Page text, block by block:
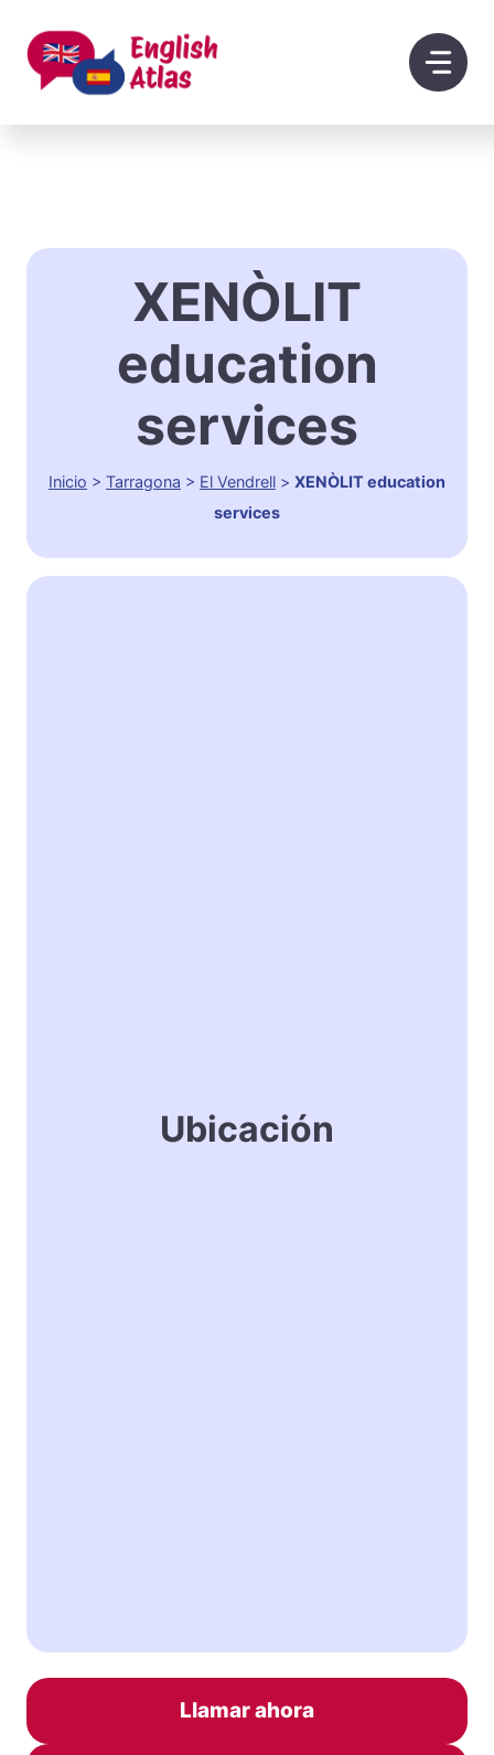
contenido
XENÒLIT
education
services
Inicio > Tarragona > El Vendrell > XENÒLIT education
services
Ubicación
Llamar ahora